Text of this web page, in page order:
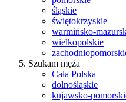
śląskie
świętokrzyskie
warmińsko-
wielkopolskie
Szukam męża
Cała Polska
dolnośląskie
kujawsko-